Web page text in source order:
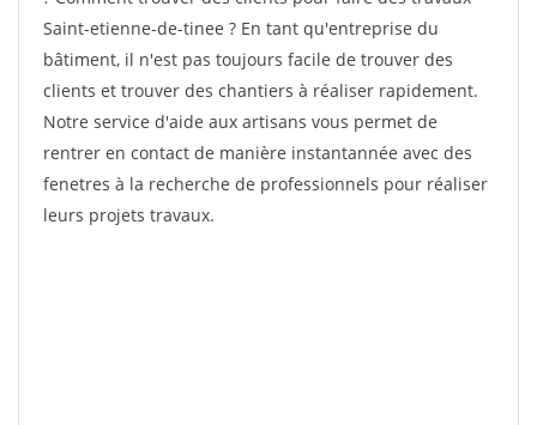
Saint-etienne-de-tinee ? En tant qu'entreprise du
bâtiment, il n'est pas toujours facile de trouver des
clients et trouver des chantiers à réaliser rapidement.
Notre service d'aide aux artisans vous permet de
rentrer en contact de manière instantannée avec des
fenetres à la recherche de professionnels pour réaliser
leurs projets travaux.